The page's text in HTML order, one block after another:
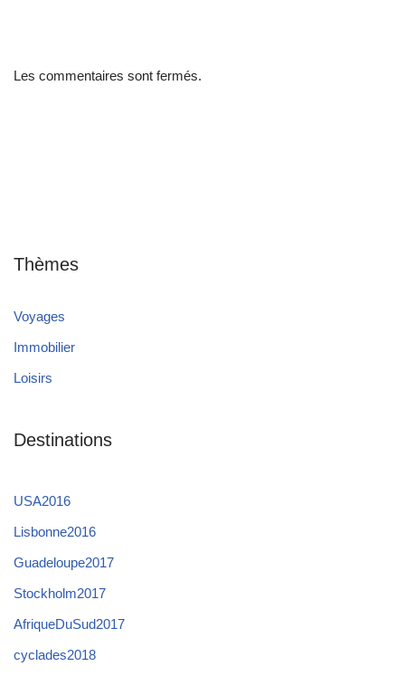
Les commentaires sont fermés.
Thèmes
Voyages
Immobilier
Loisirs
Destinations
USA2016
Lisbonne2016
Guadeloupe2017
Stockholm2017
AfriqueDuSud2017
cyclades2018